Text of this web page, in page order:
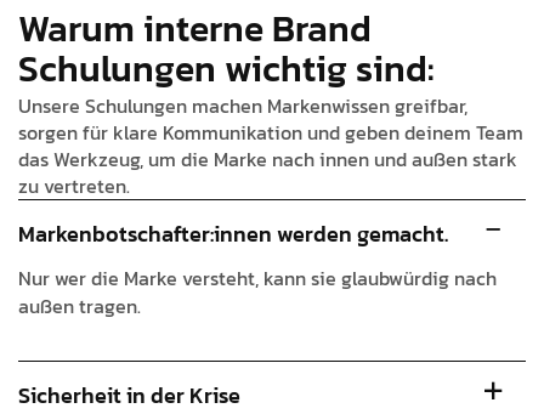
Warum interne Brand
Schulungen wichtig sind:
Unsere Schulungen machen Markenwissen greifbar,
sorgen für klare Kommunikation und geben deinem Team
das Werkzeug, um die Marke nach innen und außen stark
zu vertreten.
Markenbotschafter:innen werden gemacht.
Nur wer die Marke versteht, kann sie glaubwürdig nach
außen tragen.
Sicherheit in der Krise